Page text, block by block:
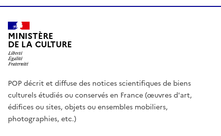
MINISTÈRE
DE LA CULTURE
POP décrit et diffuse des notices scientifiques de biens
culturels étudiés ou conservés en France (œuvres d'art,
édifices ou sites, objets ou ensembles mobiliers,
photographies, etc.)